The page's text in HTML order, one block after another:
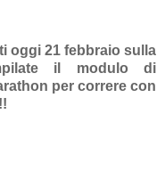
oggi 21 febbraio sulla
il modulo di
per correre con